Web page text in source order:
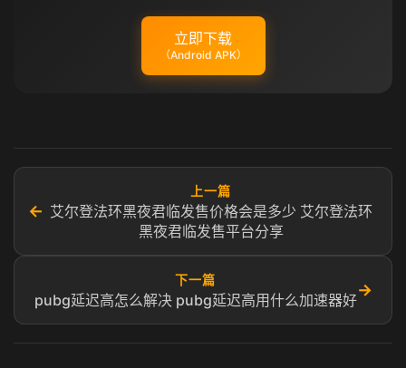
立即下载
（Android APK）
←
上一篇
艾尔登法环黑夜君临发售价格会是多少 艾尔登法环
黑夜君临发售平台分享
下一篇
pubg延迟高怎么解决 pubg延迟高用什么加速器好
→